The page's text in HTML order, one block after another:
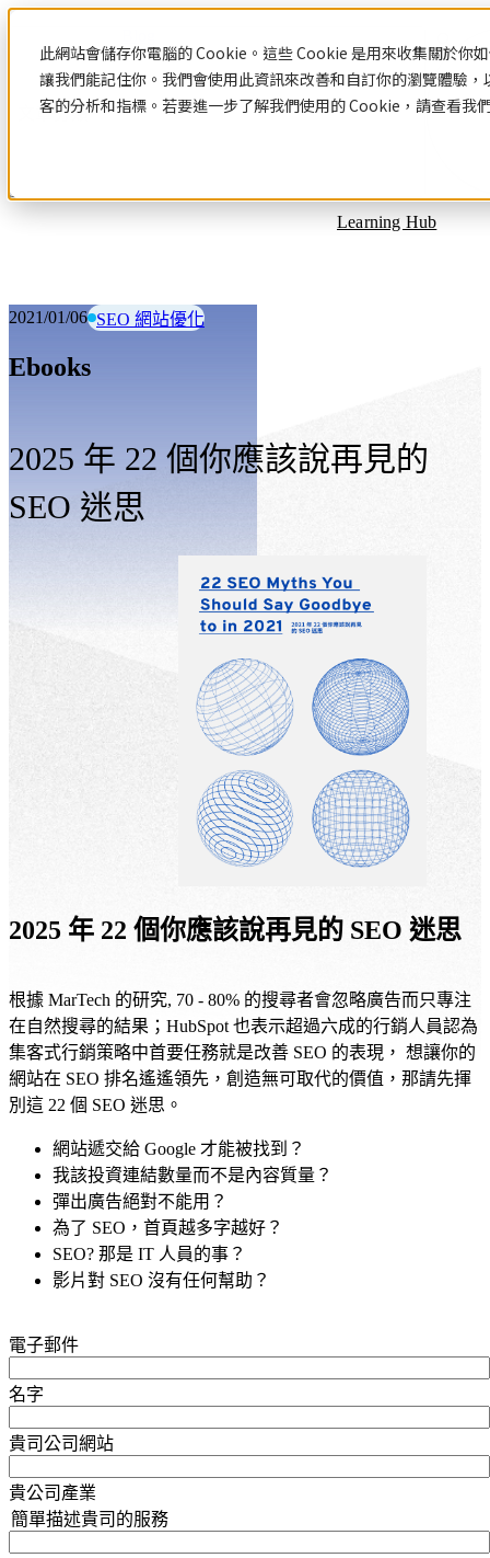
此網站會儲存你電腦的 Cookie。這些 Cookie 是用來收集關於你
讓我們能記住你。我們會使用此資訊來改善和自訂你的瀏覽體驗
客的分析和指標。若要進一步了解我們使用的 Cookie，請查看我
文章分類
Learning Hub
2021/01/06 SEO 網站優化
Ebooks
2025 年 22 個你應該說再見的
SEO 迷思
2025 年 22 個你應該說再見的 SEO 迷思
根據 MarTech 的研究, 70 - 80% 的搜尋者會忽略廣告而只專注
在自然搜尋的結果；HubSpot 也表示超過六成的行銷人員認為
集客式行銷策略中首要任務就是改善 SEO 的表現， 想讓你的
網站在 SEO 排名遙遙領先，創造無可取代的價值，那請先揮
別這 22 個 SEO 迷思。
網站遞交給 Google 才能被找到？
我該投資連結數量而不是內容質量？
彈出廣告絕對不能用？
為了 SEO，首頁越多字越好？
SEO? 那是 IT 人員的事？
影片對 SEO 沒有任何幫助？
電子郵件
名字
貴司公司網站
貴公司產業
簡單描述貴司的服務